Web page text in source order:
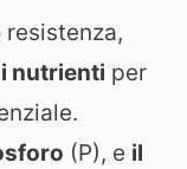
resistenza,
nutrienti per
(P), e il